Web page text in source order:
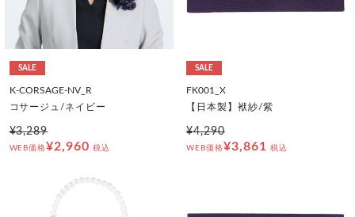
SALE
K-CORSAGE-NV_R
コサージュ/ネイビー
¥3,289
WEB価格¥2,960 税込
SALE
FK001_X
【日本製】袱紗/紫
¥4,290
WEB価格¥3,861 税込